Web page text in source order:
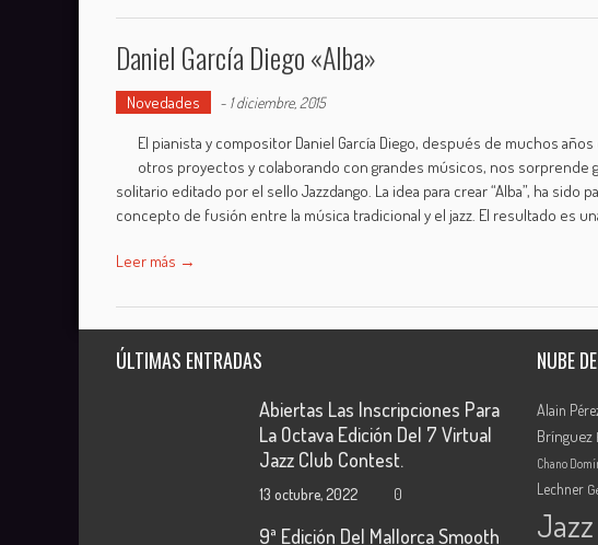
Daniel García Diego «Alba»
Novedades - 1 diciembre, 2015
El pianista y compositor Daniel García Diego, después de muchos
otros proyectos y colaborando con grandes músicos, nos sorprende
solitario editado por el sello Jazzdango. La idea para crear “Alba”, ha
concepto de fusión entre la música tradicional y el jazz. El resultado es
Leer más →
ÚLTIMAS ENTRADAS
Abiertas Las Inscripciones Para
La Octava Edición Del 7 Virtual
Jazz Club Contest.
13 octubre, 2022 0
9ª Edición Del Mallorca Smooth
NUBE
Alain
Brínguez
Chano
Lechner